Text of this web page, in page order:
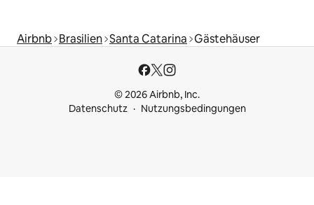
Airbnb Brasilien Santa Catarina Gästehäuser
© 2026 Airbnb, Inc.
Datenschutz
Nutzungsbedingungen